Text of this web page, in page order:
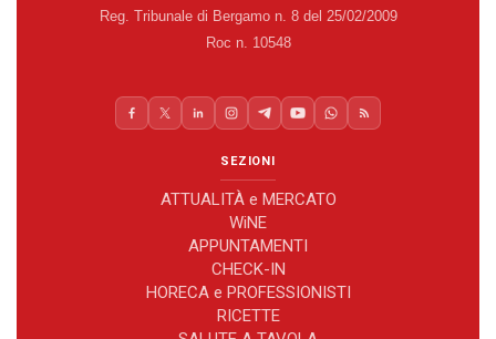
Reg. Tribunale di Bergamo n. 8 del 25/02/2009
Roc n. 10548
SEZIONI
ATTUALITÀ e MERCATO
WiNE
APPUNTAMENTI
CHECK-IN
HORECA e PROFESSIONISTI
RICETTE